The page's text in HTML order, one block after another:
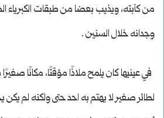
من كآبته، ويذيب بعضا من طبقات الكبرياء
وجدانه خلال السنين .
في عينيها كان يلمح ملاذًا مؤقتًا، مكانًا
لطائر صغير لا يهتم به احد حتى ولكنه لم يكن